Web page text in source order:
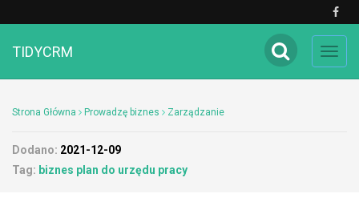
TIDYCRM
Strona Główna Prowadzę biznes Zarządzanie
Dodano: 2021-12-09
Tag: biznes plan do urzędu pracy